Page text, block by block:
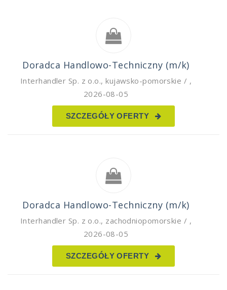
Doradca Handlowo-Techniczny (m/k)
Interhandler Sp. z o.o.,kujawsko-pomorskie / ,
2026-08-05
SZCZEGÓŁY OFERTY
Doradca Handlowo-Techniczny (m/k)
Interhandler Sp. z o.o., zachodniopomorskie / ,
2026-08-05
SZCZEGÓŁY OFERTY